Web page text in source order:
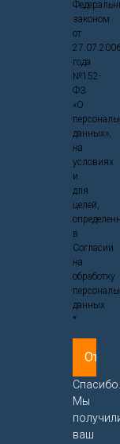
законом
от
года
№152-
ФЗ
«О
данных»,
на
условиях
и
для
целей,
в
Согласии
на
обработку
данных
*
Мы
ваш